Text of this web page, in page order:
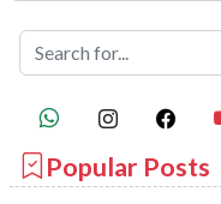
Popular Posts